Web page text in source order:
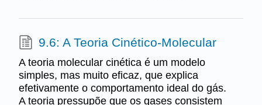
9.6: A Teoria Cinético-Molecular
A teoria molecular cinética é um modelo
simples, mas muito eficaz, que explica
efetivamente o comportamento ideal do gás.
A teoria pressupõe que os gases consistem